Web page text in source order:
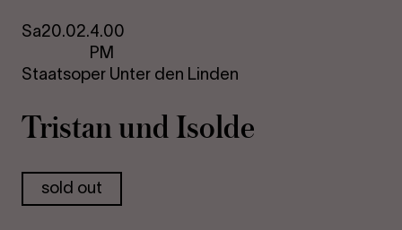
Sa20.02.4.00
PM
Staatsoper Unter den Linden
Tristan und Isolde
sold out